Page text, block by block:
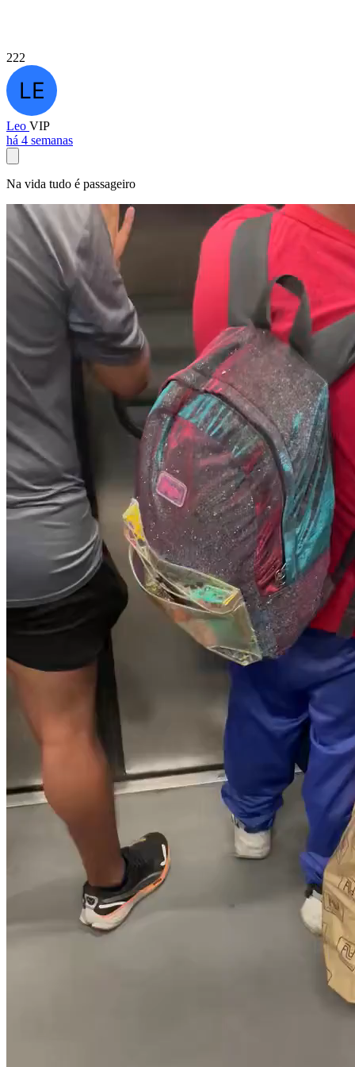
222
Leo VIP
há 4 semanas
Na vida tudo é passageiro